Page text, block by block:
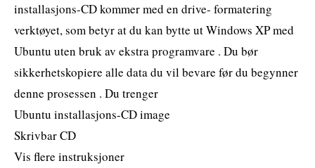
installasjons-CD kommer med en drive- formatering
verktøyet, som betyr at du kan bytte ut Windows XP med
Ubuntu uten bruk av ekstra programvare . Du bør
sikkerhetskopiere alle data du vil bevare før du begynner
denne prosessen . Du trenger
Ubuntu installasjons-CD image
Skrivbar CD
Vis flere instruksjoner